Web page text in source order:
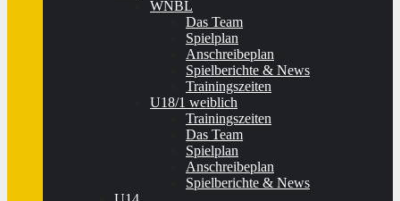
WNBL
Das Team
Spielplan
Anschreibeplan
Spielberichte & News
Trainingszeiten
U18/1 weiblich
Trainingszeiten
Das Team
Spielplan
Anschreibeplan
Spielberichte & News